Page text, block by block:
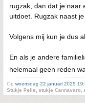
rugzak, dan dat je naar
uitdoet. Rugzak naast je
Volgens mij kun je dus
En als je andere
helemaal geen reden
Op woensdag 22 januari 2025
Stukje Pelle, stukje Cannavaro,